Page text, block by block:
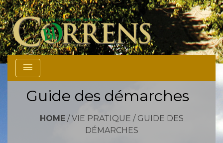
menu
Guide des démarches
HOME/ VIE PRATIQUE / GUIDE DES
DÉMARCHES